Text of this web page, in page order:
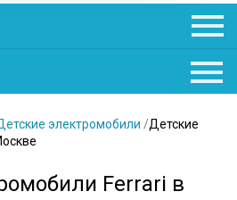


электромобили /Детские
Ferrari в